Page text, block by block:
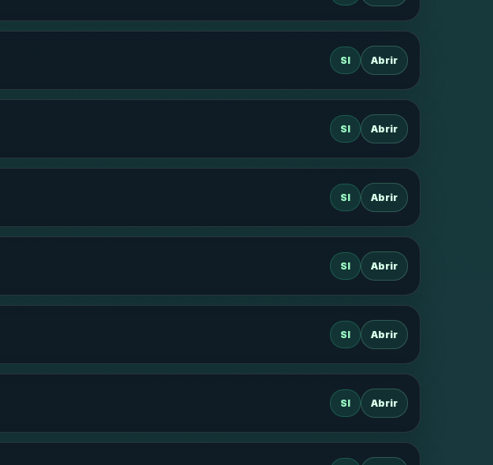
SI Abrir
SI Abrir
SI Abrir
SI Abrir
SI Abrir
SI Abrir